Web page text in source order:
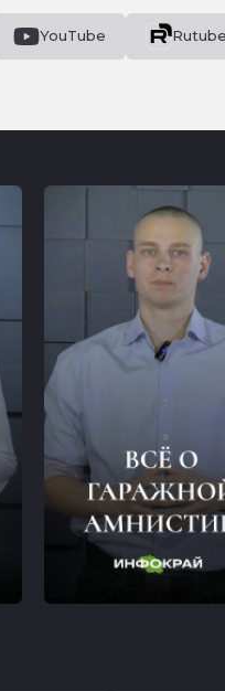
YouTube